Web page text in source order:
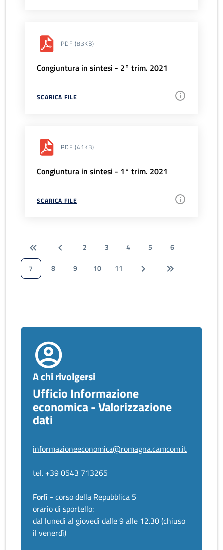
PDF (83KB)
Congiuntura in sintesi - 2° trim. 2021
SCARICA FILE
PDF (41KB)
Congiuntura in sintesi - 1° trim. 2021
SCARICA FILE
2 3 4 5
6
7
8 9 10 11
A chi rivolgersi
Ufficio Informazione
economica - Valorizzazione
dati
informazioneeconomica@romagna.camcom.it
tel. +39 0543 713265
Forlì - corso della Repubblica 5
orario di sportello:
dal lunedì al giovedì dalle 9 alle 12.30 (chiuso
il venerdì)